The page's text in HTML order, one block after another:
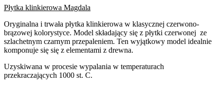
Płytka klinkierowa Magdala
Oryginalna i trwała płytka klinkierowa w klasycznej czerwono-
brązowej kolorystyce. Model składający się z płytki czerwonej ze
szlachetnym czarnym przepaleniem. Ten wyjątkowy model idealnie
komponuje się się z elementami z drewna.
Uzyskiwana w procesie wypalania w temperaturach
przekraczających 1000 st. C.